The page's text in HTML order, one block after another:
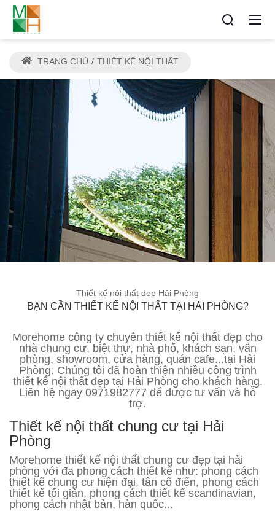
TRANG CHỦ THIẾT KẾ NỘI THẤT
THIẾT KẾ NỘI THẤT ĐẸP HẢI
Địa chỉ thiết kế và thi công tin cậy cho mọi nhà
Morehome hải phòng - Kiến tạo không gian sống
sang trọng và đẳng cấp
Thiết kế nội thất đẹp Hải Phòng
BẠN CẦN THIẾT KẾ NỘI THẤT TẠI HẢI PHÒNG?
Morehome công ty chuyên thiết kế nội thất đẹp cho
nhà chung cư, biệt thự, nhà phố, khách sạn, văn
phòng, showroom, cửa hàng, quán cafe...tại Hải
Phòng. Chúng tôi đã hoàn thiện nhiều công trình
thiết kế nội thất đẹp tại Hải Phòng cho khách hàng.
Liên hệ ngay 0971982777 để được tư vấn và hỗ
trợ.
Thiết kế nội thất chung cư tại Hải
Phòng
Morehome thiết kế nội thất chung cư đẹp tại hải
phòng với đa phong cách thiết kế như: phong cách
thiết kế chung cư hiện đại, tân cổ điển, phong cách
thiết kế tối giản, phong cách thiết kế scandinavian,
phong cách nhật bản, hàn quốc...